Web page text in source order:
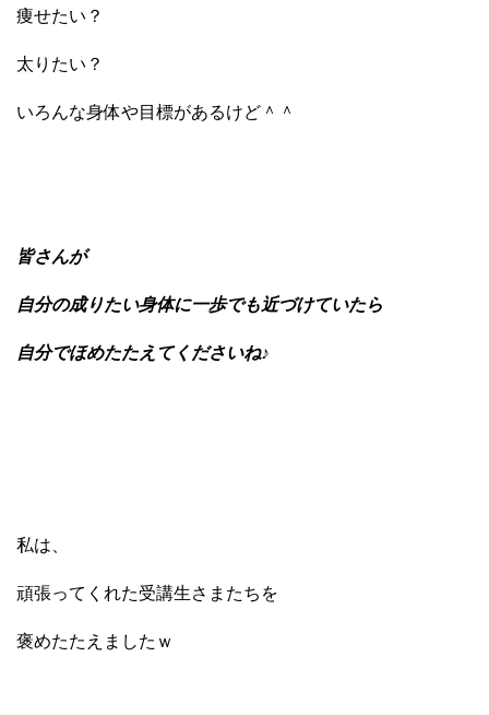
痩せたい？
太りたい？
いろんな身体や目標があるけど＾＾
皆さんが
自分の成りたい身体に一歩でも近づけていたら
自分でほめたたえてくださいね♪
私は、
頑張ってくれた受講生さまたちを
褒めたたえましたｗ